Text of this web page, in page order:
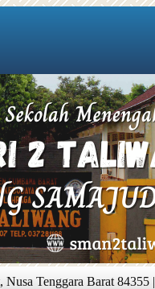
Tenggara Barat 84355 |